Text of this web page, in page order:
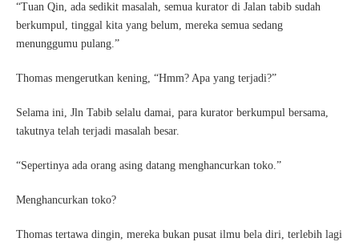
“Tuan Qin, ada sedikit masalah, semua kurator di Jalan tabib sudah
berkumpul, tinggal kita yang belum, mereka semua sedang
menunggumu pulang.”
Thomas mengerutkan kening, “Hmm? Apa yang terjadi?”
Selama ini, Jln Tabib selalu damai, para kurator berkumpul bersama,
takutnya telah terjadi masalah besar.
“Sepertinya ada orang asing datang menghancurkan toko.”
Menghancurkan toko?
Thomas tertawa dingin, mereka bukan pusat ilmu bela diri, terlebih lagi